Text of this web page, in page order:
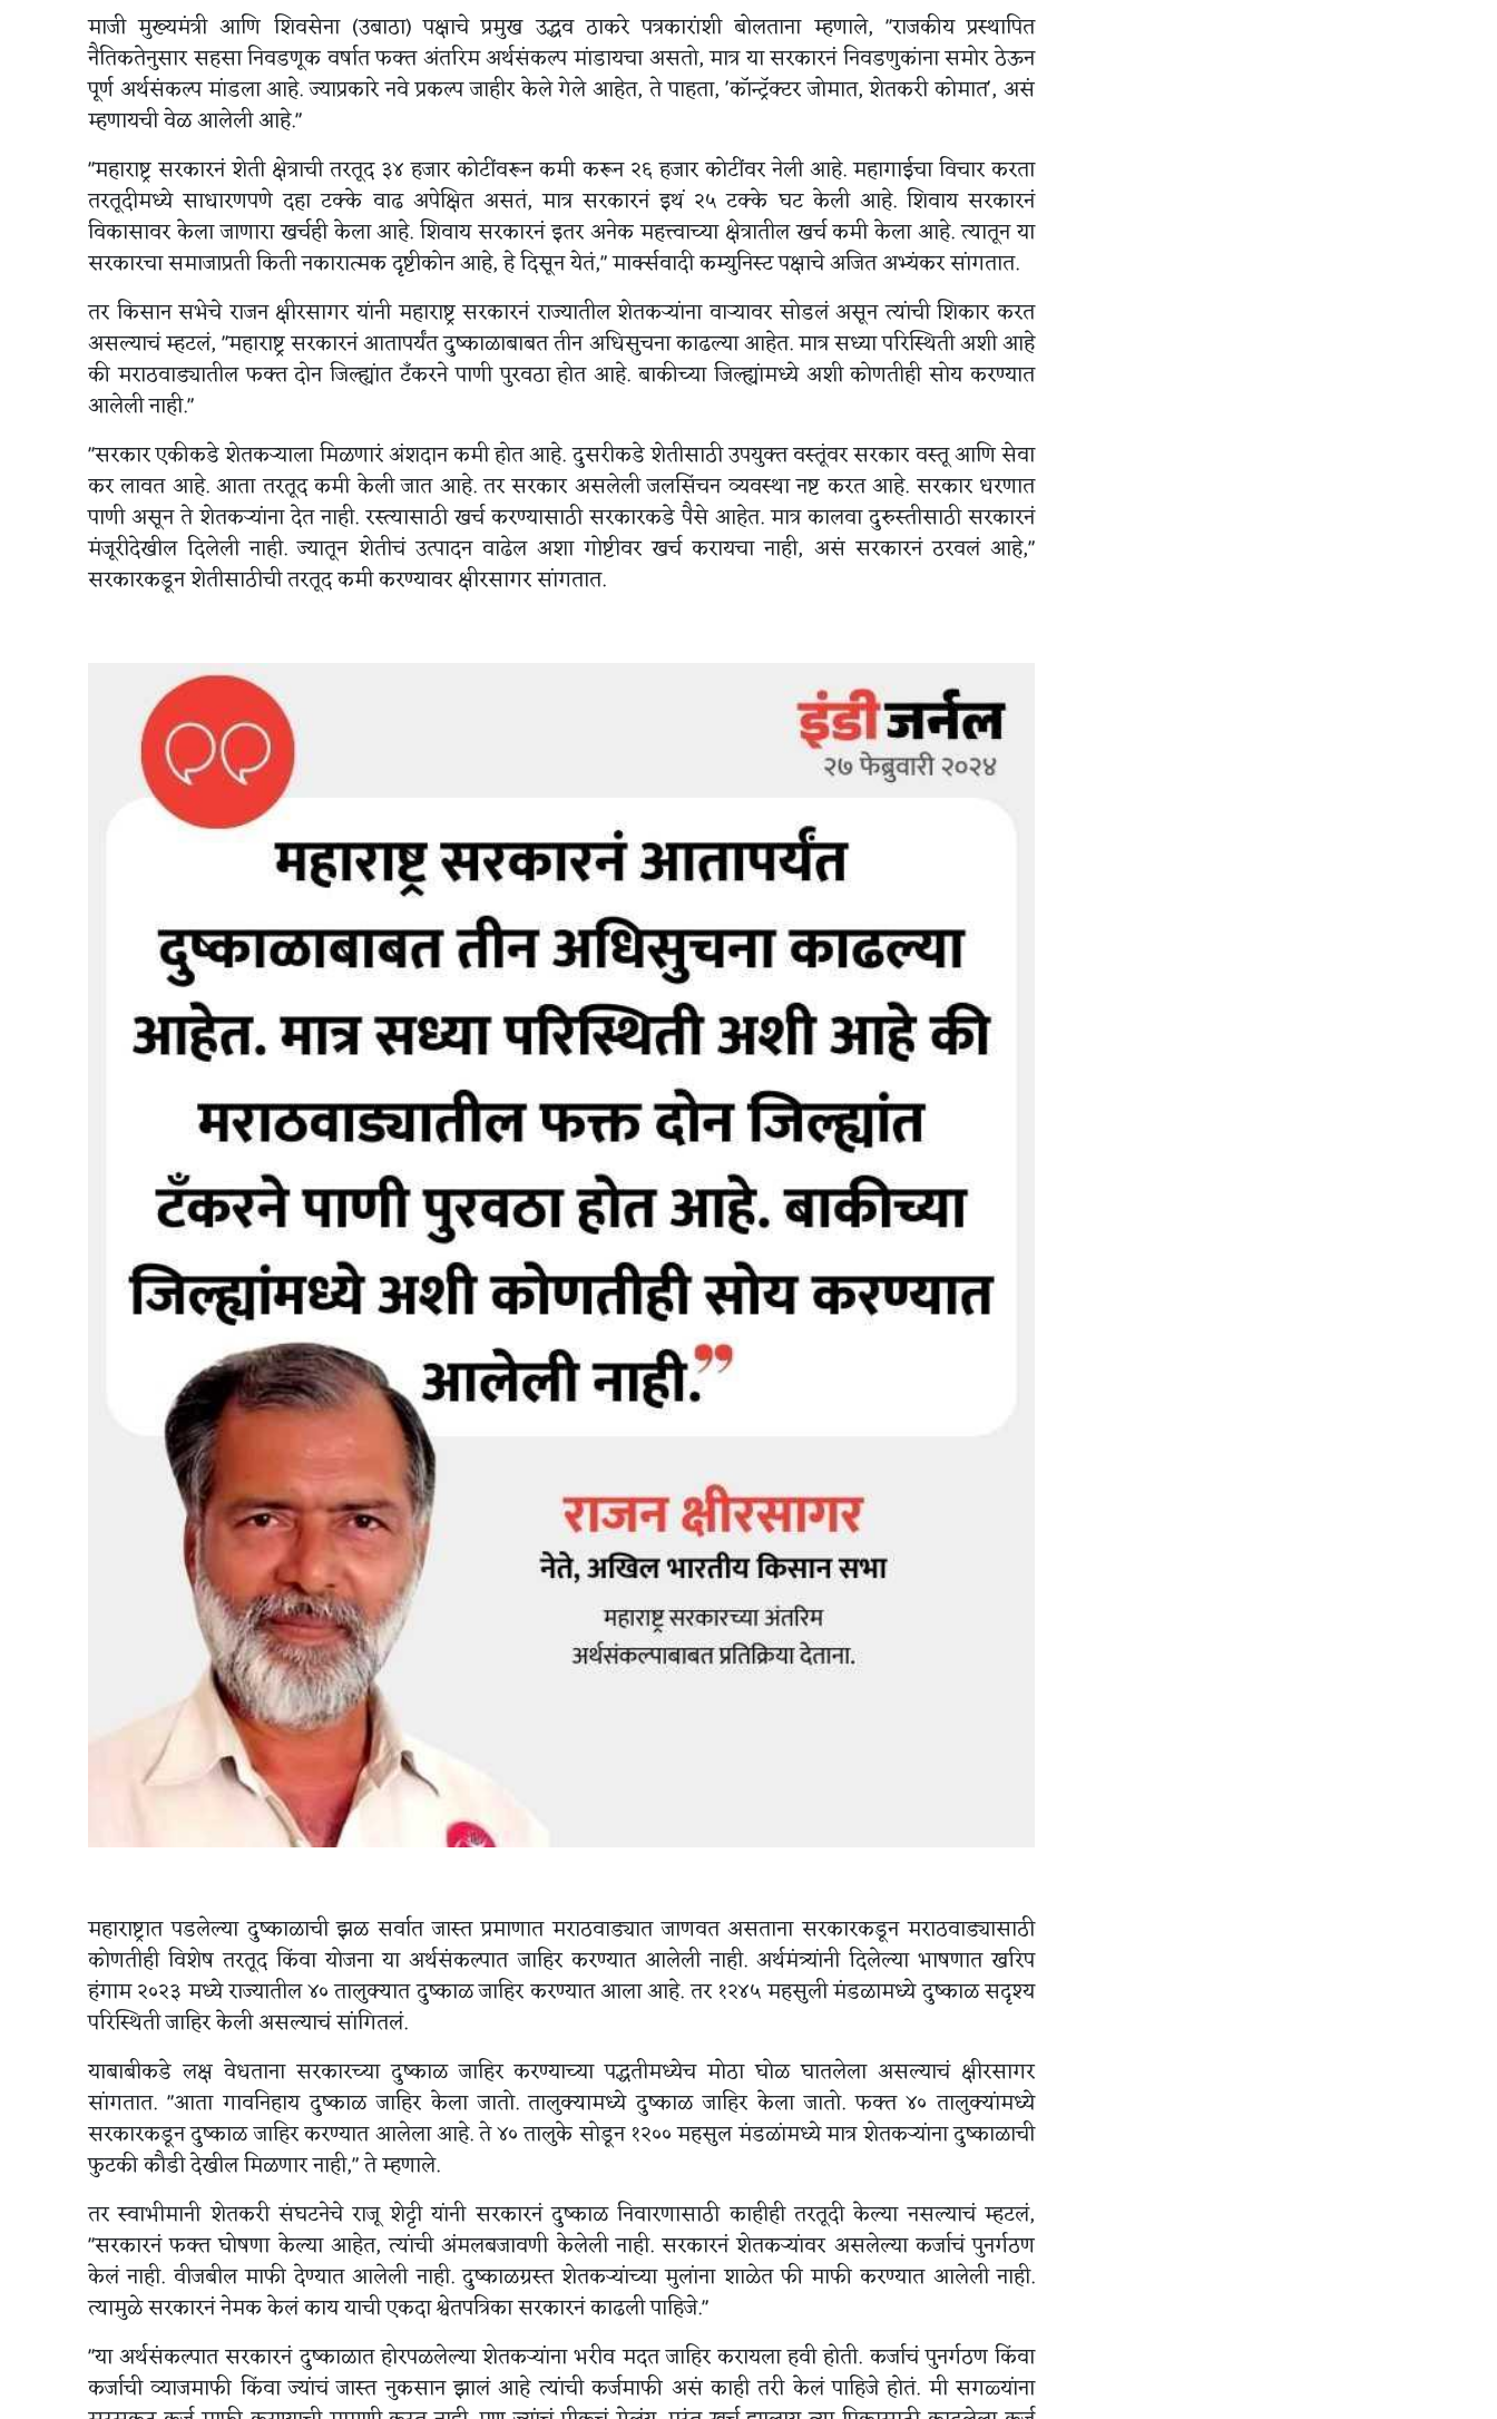
माजी मुख्यमंत्री आणि शिवसेना (उबाठा) पक्षाचे प्रमुख उद्धव ठाकरे पत्रकारांशी बोलताना म्हणाले, "राजकीय प्रस्थापित
नैतिकतेनुसार सहसा निवडणूक वर्षात फक्त अंतरिम अर्थसंकल्प मांडायचा असतो, मात्र या सरकारनं निवडणुकांना समोर ठेऊन
पूर्ण अर्थसंकल्प मांडला आहे. ज्याप्रकारे नवे प्रकल्प जाहीर केले गेले आहेत, ते पाहता, 'कॉन्ट्रॅक्टर जोमात, शेतकरी कोमात', असं
म्हणायची वेळ आलेली आहे."
"महाराष्ट्र सरकारनं शेती क्षेत्राची तरतूद ३४ हजार कोटींवरून कमी करून २६ हजार कोटींवर नेली आहे. महागाईचा विचार करता
तरतूदीमध्ये साधारणपणे दहा टक्के वाढ अपेक्षित असतं, मात्र सरकारनं इथं २५ टक्के घट केली आहे. शिवाय सरकारनं
विकासावर केला जाणारा खर्चही केला आहे. शिवाय सरकारनं इतर अनेक महत्त्वाच्या क्षेत्रातील खर्च कमी केला आहे. त्यातून या
सरकारचा समाजाप्रती किती नकारात्मक दृष्टीकोन आहे, हे दिसून येतं," मार्क्सवादी कम्युनिस्ट पक्षाचे अजित अभ्यंकर सांगतात.
तर किसान सभेचे राजन क्षीरसागर यांनी महाराष्ट्र सरकारनं राज्यातील शेतकऱ्यांना वाऱ्यावर सोडलं असून त्यांची शिकार करत
असल्याचं म्हटलं, "महाराष्ट्र सरकारनं आतापर्यंत दुष्काळाबाबत तीन अधिसुचना काढल्या आहेत. मात्र सध्या परिस्थिती अशी आहे
की मराठवाड्यातील फक्त दोन जिल्ह्यांत टँकरने पाणी पुरवठा होत आहे. बाकीच्या जिल्ह्यांमध्ये अशी कोणतीही सोय करण्यात
आलेली नाही."
"सरकार एकीकडे शेतकऱ्याला मिळणारं अंशदान कमी होत आहे. दुसरीकडे शेतीसाठी उपयुक्त वस्तूंवर सरकार वस्तू आणि सेवा
कर लावत आहे. आता तरतूद कमी केली जात आहे. तर सरकार असलेली जलसिंचन व्यवस्था नष्ट करत आहे. सरकार धरणात
पाणी असून ते शेतकऱ्यांना देत नाही. रस्त्यासाठी खर्च करण्यासाठी सरकारकडे पैसे आहेत. मात्र कालवा दुरुस्तीसाठी सरकारनं
मंजूरीदेखील दिलेली नाही. ज्यातून शेतीचं उत्पादन वाढेल अशा गोष्टीवर खर्च करायचा नाही, असं सरकारनं ठरवलं आहे,"
सरकारकडून शेतीसाठीची तरतूद कमी करण्यावर क्षीरसागर सांगतात.
महाराष्ट्रात पडलेल्या दुष्काळाची झळ सर्वात जास्त प्रमाणात मराठवाड्यात जाणवत असताना सरकारकडून मराठवाड्यासाठी
कोणतीही विशेष तरतूद किंवा योजना या अर्थसंकल्पात जाहिर करण्यात आलेली नाही. अर्थमंत्र्यांनी दिलेल्या भाषणात खरिप
हंगाम २०२३ मध्ये राज्यातील ४० तालुक्यात दुष्काळ जाहिर करण्यात आला आहे. तर १२४५ महसुली मंडळामध्ये दुष्काळ सदृश्य
परिस्थिती जाहिर केली असल्याचं सांगितलं.
याबाबीकडे लक्ष वेधताना सरकारच्या दुष्काळ जाहिर करण्याच्या पद्धतीमध्येच मोठा घोळ घातलेला असल्याचं क्षीरसागर
सांगतात. "आता गावनिहाय दुष्काळ जाहिर केला जातो. तालुक्यामध्ये दुष्काळ जाहिर केला जातो. फक्त ४० तालुक्यांमध्ये
सरकारकडून दुष्काळ जाहिर करण्यात आलेला आहे. ते ४० तालुके सोडून १२०० महसुल मंडळांमध्ये मात्र शेतकऱ्यांना दुष्काळाची
फुटकी कौडी देखील मिळणार नाही," ते म्हणाले.
तर स्वाभीमानी शेतकरी संघटनेचे राजू शेट्टी यांनी सरकारनं दुष्काळ निवारणासाठी काहीही तरतूदी केल्या नसल्याचं म्हटलं,
"सरकारनं फक्त घोषणा केल्या आहेत, त्यांची अंमलबजावणी केलेली नाही. सरकारनं शेतकऱ्यांवर असलेल्या कर्जाचं पुनर्गठण
केलं नाही. वीजबील माफी देण्यात आलेली नाही. दुष्काळग्रस्त शेतकऱ्यांच्या मुलांना शाळेत फी माफी करण्यात आलेली नाही.
त्यामुळे सरकारनं नेमक केलं काय याची एकदा श्वेतपत्रिका सरकारनं काढली पाहिजे."
"या अर्थसंकल्पात सरकारनं दुष्काळात होरपळलेल्या शेतकऱ्यांना भरीव मदत जाहिर करायला हवी होती. कर्जाचं पुनर्गठण किंवा
कर्जाची व्याजमाफी किंवा ज्यांचं जास्त नुकसान झालं आहे त्यांची कर्जमाफी असं काही तरी केलं पाहिजे होतं. मी सगळ्यांना